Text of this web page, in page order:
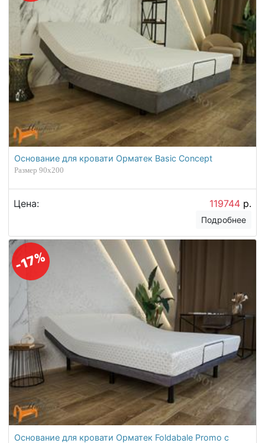
Основание для кровати Орматек Basic Concept
Размер 90х200
Цена: 119744 р.
Подробнее
-17%
Основание для кровати Орматек Foldabale Promo с